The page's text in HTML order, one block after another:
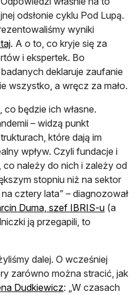
odsłonie cyklu Pod Lupą.
wyniki
. A o to, co kryje się za
i ekspertek. Bo
deklaruje zaufanie
wszystko, a wręcz za mało.
będzie ich własne.
– widzą punkt
które dają im
wpływ. Czyli fundacje i
należy do nich i zależy od
stopniu niż na sektor
cztery lata” – diagnozował
Duma, szef IBRIS-u (a
ją przegapili, to
dalej. O wcześniej
zarówno można stracić, jak
Dudkiewicz: „W czasach